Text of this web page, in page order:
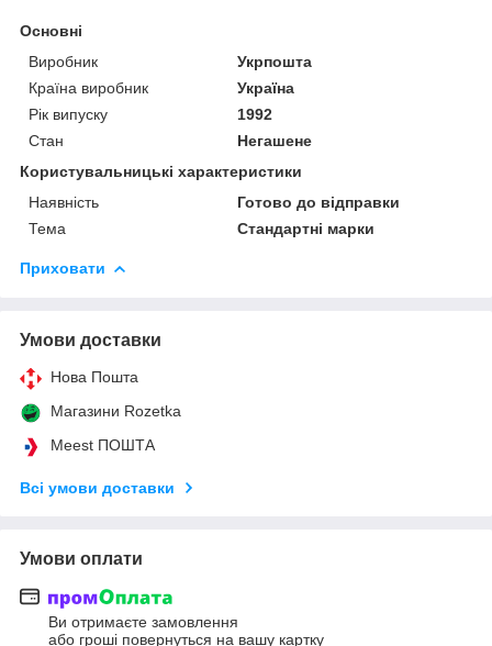
Основні
Виробник
Укрпошта
Країна виробник
Україна
Рік випуску
1992
Стан
Негашене
Користувальницькі характеристики
Наявність
Готово до відправки
Тема
Стандартні марки
Приховати
Умови доставки
Нова Пошта
Магазини Rozetka
Meest ПОШТА
Всі умови доставки
Умови оплати
Ви отримаєте замовлення
або гроші повернуться на вашу картку